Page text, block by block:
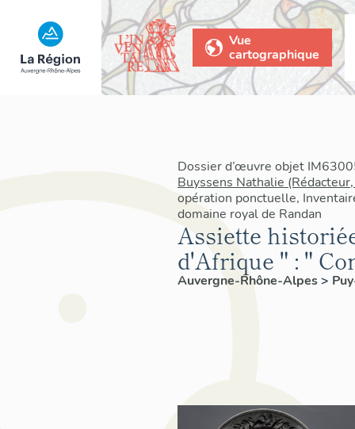
Vue
cartographique
Dossier d’œuvre objet
Buyssens Nathalie
opération ponctuelle,
domaine royal de Randan
Assiette
d'Afrique " : "
Auvergne-Rhône-Alpes>